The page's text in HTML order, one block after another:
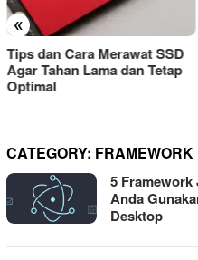
«
8 Rekomendasi Merek
Wireless Berkualitas Terbaik
Harus Dicoba!
CATEGORY: FRAMEWORK
5 Framework
Anda
Desktop